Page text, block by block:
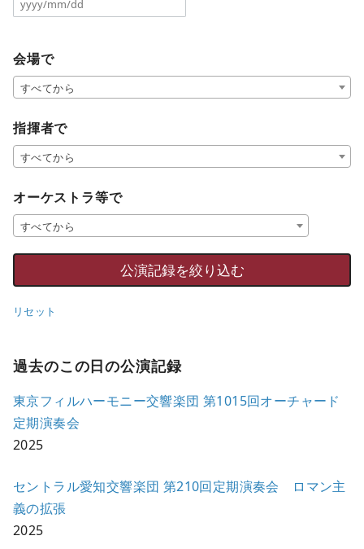
会場で
すべてから
指揮者で
すべてから
オーケストラ等で
すべてから
リセット
過去のこの日の公演記録
東京フィルハーモニー交響楽団 第1015回オーチャード
定期演奏会
2025
セントラル愛知交響楽団 第210回定期演奏会 ロマン主
義の拡張
2025